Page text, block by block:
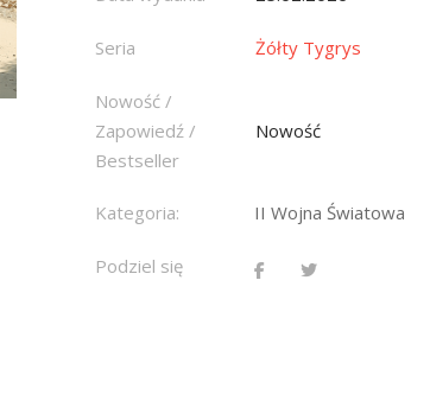
Seria Żółty Tygrys
Nowość /
Zapowiedź /
Bestseller
Nowość
Kategoria: II Wojna Światowa
Podziel się